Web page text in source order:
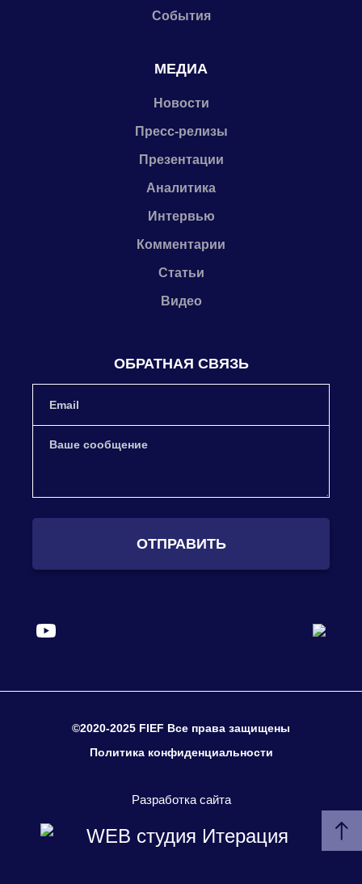
События
МЕДИА
Новости
Пресс-релизы
Презентации
Аналитика
Интервью
Комментарии
Статьи
Видео
ОБРАТНАЯ СВЯЗЬ
ОТПРАВИТЬ
©2020-2025 FIEF Все права защищены
Политика конфиденциальности
Разработка сайта